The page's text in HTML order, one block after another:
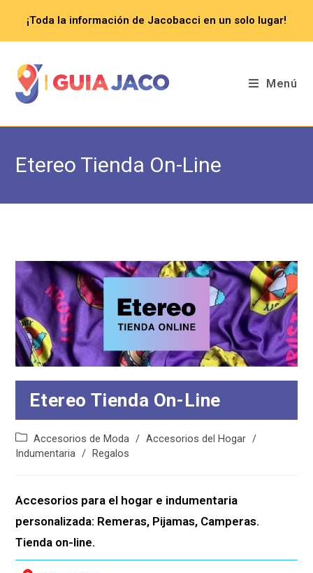
contenido
¡Toda la información de Jacobacci en un solo lugar!
Menú
Etereo Tienda On-Line
Etereo Tienda On-Line
Categoría
de
Accesorios de Moda / Accesorios del Hogar /
Indumentaria / Regalos
Accesorios para el hogar e indumentaria
personalizada: Remeras, Pijamas, Camperas.
Tienda on-line.